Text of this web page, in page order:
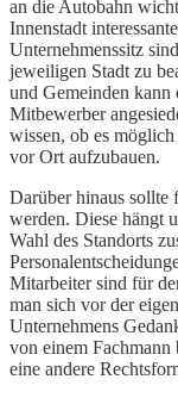
an die Autobahn
Innenstadt
Unternehmenssitz
jeweiligen Stadt zu
und Gemeinden kann
Mitbewerber
wissen, ob es
vor Ort aufzubauen.
Darüber hinaus sollte
werden. Diese hängt
Wahl des Standorts
Mitarbeiter sind für
man sich vor der
Unternehmens
von einem Fachmann
eine andere